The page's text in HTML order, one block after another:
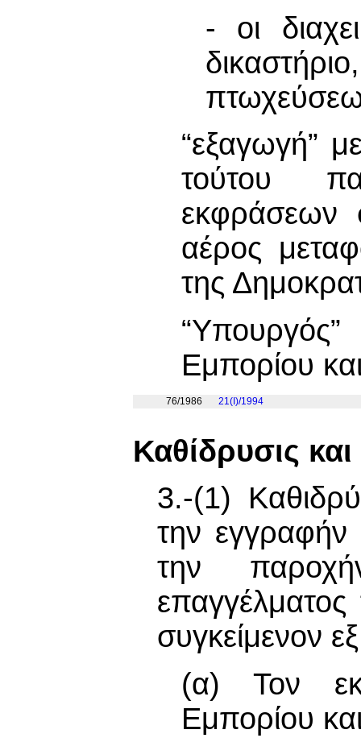
- οι
“εξαγωγή”
τούτου
εκφράσεων
αέρος
της
Εμπορίου
76/1986 21(I)/1994
Καθίδρυσις
3.-(1)
την
την
συγκείμενον
(α) Τον
Εμπορίου